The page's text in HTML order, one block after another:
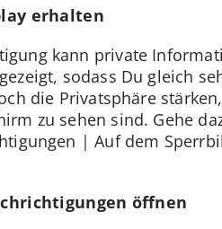
erhalten
kann private
sodass Du gleich
die Privatsphäre
zu sehen sind. Gehe
| Auf dem
öffnen